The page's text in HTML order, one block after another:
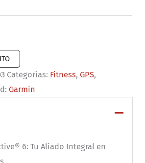
Categorías: Fitness, GPS,
Garmin
6: Tu Aliado Integral en